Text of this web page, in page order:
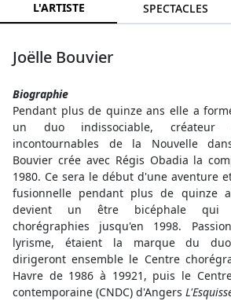
L'ARTISTE SPECTACLES
Joëlle Bouvier
Biographie
Pendant plus de quinze ans elle a
un duo indissociable, créateur
incontournables de la Nouvelle
Bouvier crée avec Régis Obadia la
1980. Ce sera le début d'une aventure
fusionnelle pendant plus de quinze
devient un être bicéphale qui
chorégraphies jusqu'en 1998.
lyrisme, étaient la marque du
dirigeront ensemble le Centre
Havre de 1986 à 19921, puis le
contemporaine (CNDC) d'Angers